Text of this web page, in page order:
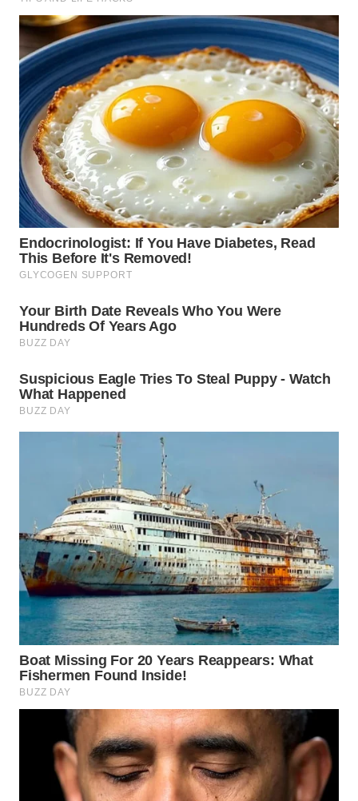
TEBING
TINGGI
WN
PAKPAK
WN
KARAWANG
WN
BEKASI
WN
BOGOR
WN
DEPOK
WN
TAPANULI
UTARA
PADANG
LAWAS
WN
SUMEDANG
WN
CIANJUR
WN
KEPULAUAN
SERIBU
WN
TANGERANG